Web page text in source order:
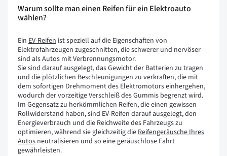
Warum sollte man einen Reifen für ein Elektroauto
wählen?
Ein EV-Reifen ist speziell auf die Eigenschaften von
Elektrofahrzeugen zugeschnitten, die schwerer und nervöser
sind als Autos mit Verbrennungsmotor.
Sie sind darauf ausgelegt, das Gewicht der Batterien zu tragen
und die plötzlichen Beschleunigungen zu verkraften, die mit
dem sofortigen Drehmoment des Elektromotors einhergehen,
wodurch der vorzeitige Verschleiß des Gummis begrenzt wird.
Im Gegensatz zu herkömmlichen Reifen, die einen gewissen
Rollwiderstand haben, sind EV-Reifen darauf ausgelegt, den
Energieverbrauch und die Reichweite des Fahrzeugs zu
optimieren, während sie gleichzeitig die Reifengeräusche Ihres
Autos neutralisieren und so eine geräuschlose Fahrt
gewährleisten.